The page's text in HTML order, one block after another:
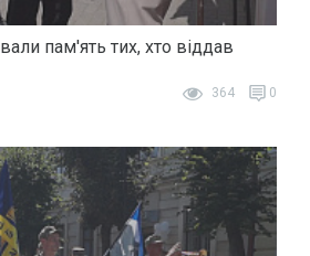
пам'ять тих, хто віддав
364 0